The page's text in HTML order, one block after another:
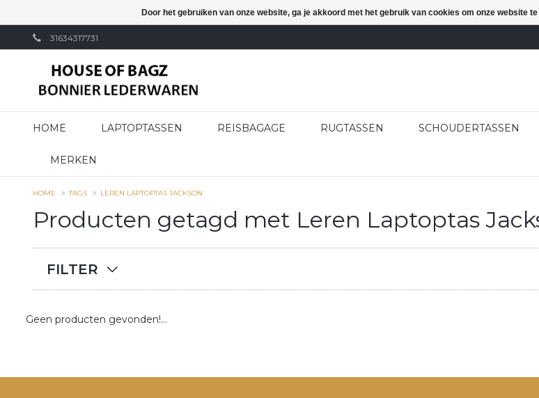
31634317731
HOME LAPTOPTASSEN REISBAGAGE RUGTASSEN SCHOUDERTASSEN
MERKEN
HOME TAGS LEREN LAPTOPTAS JACKSON
Producten getagd met Leren Laptoptas
FILTER
Geen producten gevonden!...
Door het gebruiken van onze website, ga je akkoord met het gebruik van cookies om onze website